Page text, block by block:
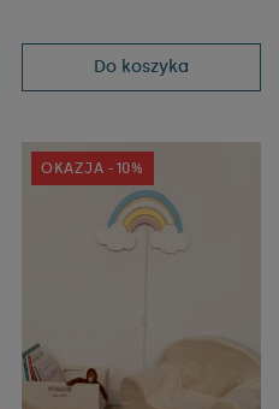
Do koszyka
OKAZJA -10%